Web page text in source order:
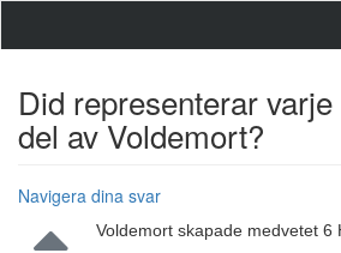
Did representerar
del av Voldemort?
Navigera dina svar
Voldemort skapade medvetet 6